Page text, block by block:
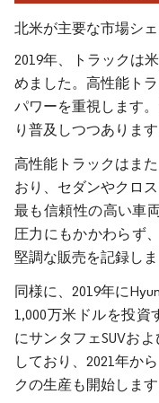
北米が主要な市場シ
2019年、トラックは
めました。高性能ト
パワーを重視します
り普及しつつあります
高性能トラックはま
おり、セダンやクロ
最も信頼性の高い車
圧力にもかかわらず
堅調な販売を記録しま
同様に、2019年に
1,000万米ドルを投
にサンタフェSUVお
しており、2021年か
クの生産も開始します